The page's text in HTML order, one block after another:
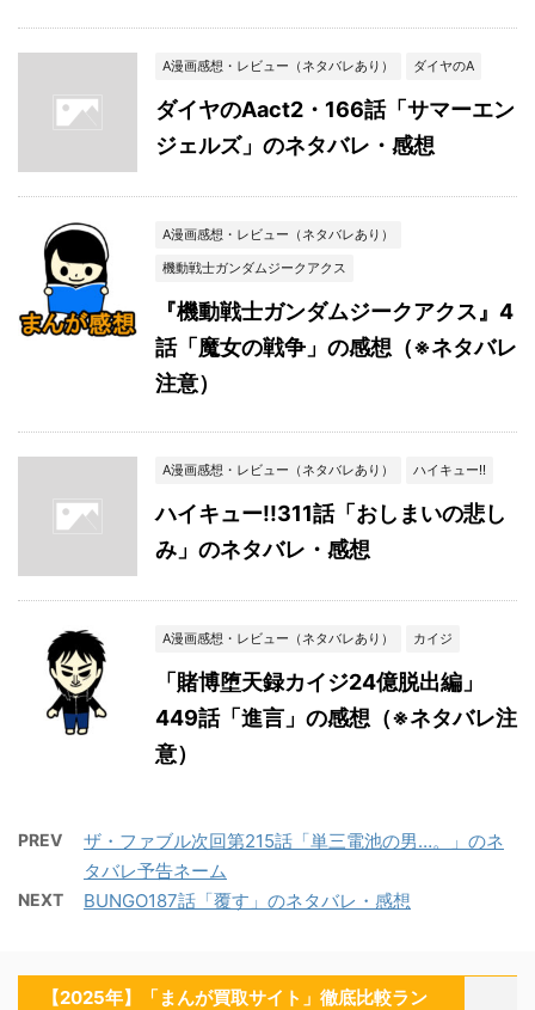
A漫画感想・レビュー（ネタバレあり） ダイヤのA
ダイヤのAact2・166話「サマーエン
ジェルズ」のネタバレ・感想
A漫画感想・レビュー（ネタバレあり）
機動戦士ガンダムジークアクス
『機動戦士ガンダムジークアクス』4
話「魔女の戦争」の感想（※ネタバレ
注意）
A漫画感想・レビュー（ネタバレあり） ハイキュー!!
ハイキュー!!311話「おしまいの悲し
み」のネタバレ・感想
A漫画感想・レビュー（ネタバレあり） カイジ
「賭博堕天録カイジ24億脱出編」
449話「進言」の感想（※ネタバレ注
意）
PREV
ザ・ファブル次回第215話「単三電池の男…。」のネ
タバレ予告ネーム
NEXT BUNGO187話「覆す」のネタバレ・感想
【2025年】「まんが買取サイト」徹底比較ラン